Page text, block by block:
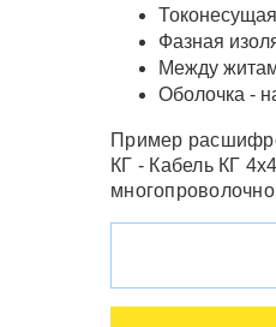
Фазная
Между
Оболочка -
Пример
КГ - Кабель КГ